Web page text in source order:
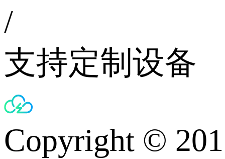
/
支持定制设备
Copyright ©